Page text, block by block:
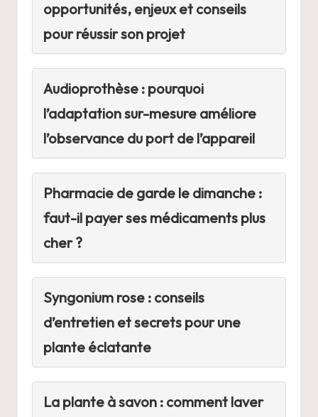
opportunités, enjeux et conseils
pour réussir son projet
Audioprothèse : pourquoi
l’adaptation sur-mesure améliore
l’observance du port de l’appareil
Pharmacie de garde le dimanche :
faut-il payer ses médicaments plus
cher ?
Syngonium rose : conseils
d’entretien et secrets pour une
plante éclatante
La plante à savon : comment laver